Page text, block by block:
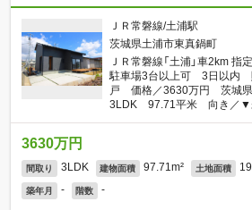
ＪＲ常磐線/土浦駅
茨城県土浦市東真鍋町
ＪＲ常磐線「土浦」車2km
駐車場3台以上可 3日以内
戸 価格／3630万円 茨城
3LDK 97.71平米 向き／▼
3630万円
間取り 3LDK 建物面積 97.71m² 土地面積
築年月 - 階数 -